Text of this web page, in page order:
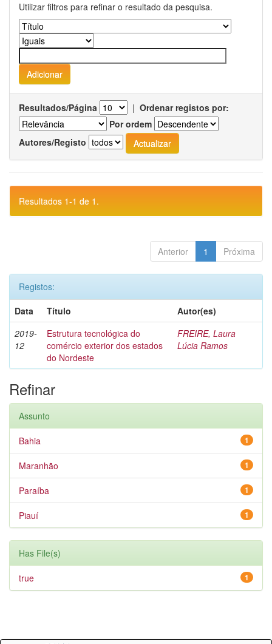
Utilizar filtros para refinar o resultado da pesquisa.
Resultados/Página | Ordenar registos por:
Por ordem
Autores/Registo
Resultados 1-1 de 1.
Anterior 1 Próxima
Registos:
Data
Título
Autor(es)
2019-
12
Estrutura tecnológica do
comércio exterior dos estados
do Nordeste
FREIRE, Laura
Lúcia Ramos
Refinar
Assunto
1
Bahia
1
Maranhão
1
Paraíba
1
Piauí
Has File(s)
1
true